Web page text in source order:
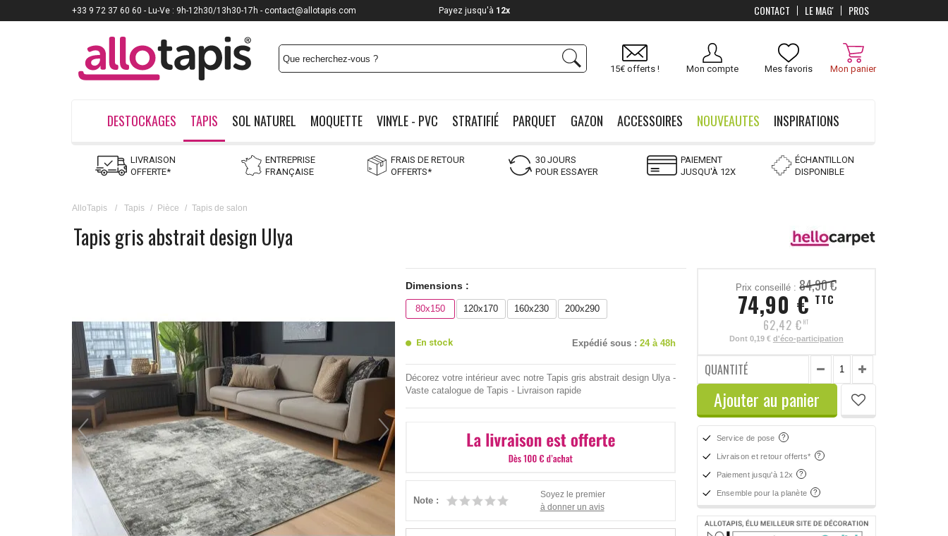
Mon panier
Mes favoris
Mon compte
15€ offerts !
DESTOCKAGES TAPIS SOL NATUREL MOQUETTE VINYLE - PVC STRATIFIÉ PARQUET GAZON ACCESSOIRES NOUVEAUTES INSPIRATIONS
LIVRAISON
OFFERTE*
ENTREPRISE
FRANÇAISE
FRAIS DE RETOUR
OFFERTS*
30 JOURS
POUR ESSAYER
PAIEMENT
JUSQU'À 12X
ÉCHANTILLON
DISPONIBLE
AlloTapis / Tapis / Pièce / Tapis de salon
Tapis gris abstrait design Ulya
Dimensions :
80x150 120x170 160x230 200x290
En stock Expédié sous : 24 à 48h
Décorez votre intérieur avec notre Tapis gris abstrait design Ulya -
Vaste catalogue de Tapis - Livraison rapide
Note :
Soyez le premier
à donner un avis
Prix conseillé :84,90 €
74,90 € TTC
62,42 € HT
Dont 0,19 € d'éco-participation
QUANTITÉ
Ajouter au panier
Service de pose
Livraison et retour offerts*
Paiement jusqu'à 12x
Ensemble pour la planète
PROS
LE MAG'
CONTACT
+33 9 72 37 60 60 - Lu-Ve : 9h-12h30/13h30-17h - contact@allotapis.com Payez jusqu'à 12x OFFERTSdès 100 €